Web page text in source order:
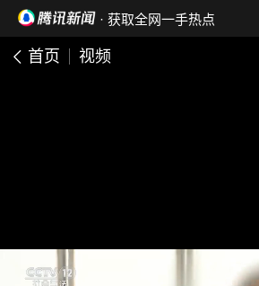
· 获取全网一手热点
首页 视频